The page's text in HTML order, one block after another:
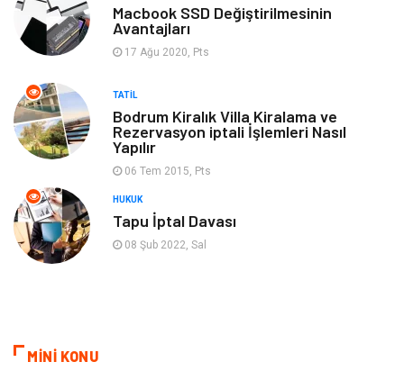
Turizm Spor Malzemeleri
Hediyelik Eşya
oyun alanları
Blogroll
Cruise
Güzellik
Macbook SSD Değiştirilmesinin
Avantajları
17 Ağu 2020, Pts
TATIL
Bodrum Kiralık Villa Kiralama ve
Rezervasyon iptali İşlemleri Nasıl
Yapılır
06 Tem 2015, Pts
HUKUK
Tapu İptal Davası
08 Şub 2022, Sal
MİNİ KONU